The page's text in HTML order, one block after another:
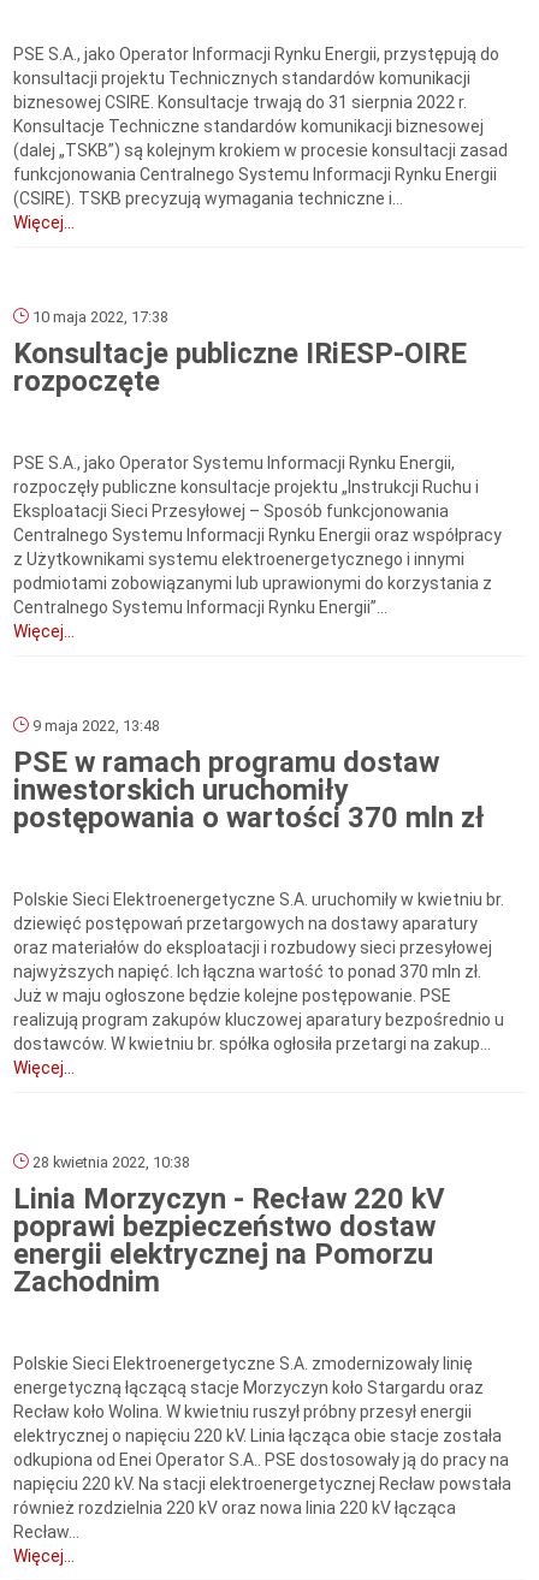
PSE S.A., jako Operator Informacji Rynku Energii, przystępują do
konsultacji projektu Technicznych standardów komunikacji
biznesowej CSIRE. Konsultacje trwają do 31 sierpnia 2022 r.
Konsultacje Techniczne standardów komunikacji biznesowej
(dalej „TSKB”) są kolejnym krokiem w procesie konsultacji zasad
funkcjonowania Centralnego Systemu Informacji Rynku Energii
(CSIRE). TSKB precyzują wymagania techniczne i...
Więcej...
10 maja 2022, 17:38
Konsultacje publiczne IRiESP-OIRE
rozpoczęte
PSE S.A., jako Operator Systemu Informacji Rynku Energii,
rozpoczęły publiczne konsultacje projektu „Instrukcji Ruchu i
Eksploatacji Sieci Przesyłowej – Sposób funkcjonowania
Centralnego Systemu Informacji Rynku Energii oraz współpracy
z Użytkownikami systemu elektroenergetycznego i innymi
podmiotami zobowiązanymi lub uprawionymi do korzystania z
Centralnego Systemu Informacji Rynku Energii”...
Więcej...
9 maja 2022, 13:48
PSE w ramach programu dostaw
inwestorskich uruchomiły
postępowania o wartości 370 mln zł
Polskie Sieci Elektroenergetyczne S.A. uruchomiły w kwietniu br.
dziewięć postępowań przetargowych na dostawy aparatury
oraz materiałów do eksploatacji i rozbudowy sieci przesyłowej
najwyższych napięć. Ich łączna wartość to ponad 370 mln zł.
Już w maju ogłoszone będzie kolejne postępowanie. PSE
realizują program zakupów kluczowej aparatury bezpośrednio u
dostawców. W kwietniu br. spółka ogłosiła przetargi na zakup...
Więcej...
28 kwietnia 2022, 10:38
Linia Morzyczyn - Recław 220 kV
poprawi bezpieczeństwo dostaw
energii elektrycznej na Pomorzu
Zachodnim
Polskie Sieci Elektroenergetyczne S.A. zmodernizowały linię
energetyczną łączącą stacje Morzyczyn koło Stargardu oraz
Recław koło Wolina. W kwietniu ruszył próbny przesył energii
elektrycznej o napięciu 220 kV. Linia łącząca obie stacje została
odkupiona od Enei Operator S.A.. PSE dostosowały ją do pracy na
napięciu 220 kV. Na stacji elektroenergetycznej Recław powstała
również rozdzielnia 220 kV oraz nowa linia 220 kV łącząca
Recław...
Więcej...